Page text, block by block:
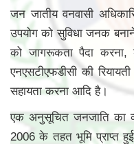
जन जातीय वनवासी
उपयोग को सुविधा जनक
को जागरूकता पैदा करना,
एनएसटीएफडीसी की
सहायता करना आदि है।
एक अनुसूचित जनजाति का
2006 के तहत भूमि प्राप्त